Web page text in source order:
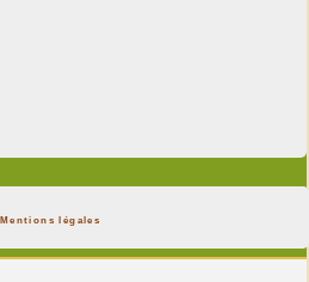
Mentions légales